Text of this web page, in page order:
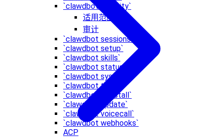
`clawdbot security`
适用范围
审计
`clawdbot sessions`
`clawdbot setup`
`clawdbot skills`
`clawdbot status`
`clawdbot system`
`clawdbot tui`
`clawdbot uninstall`
`clawdbot update`
`clawdbot voicecall`
`clawdbot webhooks`
ACP